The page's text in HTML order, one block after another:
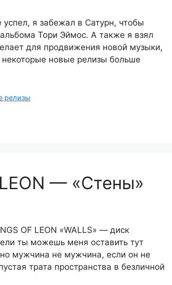
я забежал в Сатурн, чтобы
Тори Эймос. А также я взял
для продвижения новой музыки,
новые релизы больше
релизы
— «Стены»
OF LEON «WALLS» — диск
ты можешь меня оставить тут
мужчина не мужчина, если он не
трата пространства в безличной